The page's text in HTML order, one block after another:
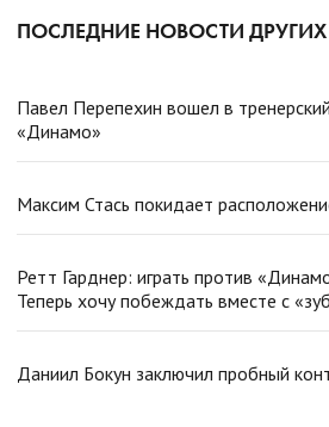
ПОСЛЕДНИЕ НОВОСТИ
Павел Перепехин вошел в
«Динамо»
Максим Стась покидает
Ретт Гарднер: играть против
Теперь хочу побеждать вместе с
Даниил Бокун заключил пробный